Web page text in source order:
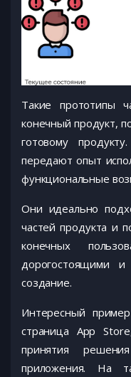
Такие прототипы
конечный продукт,
готовому
передают опыт
функциональные
Они идеально
частей продукта и
конечных
дорогостоящими
создание.
Интересный
страница App
принятия
приложения. На